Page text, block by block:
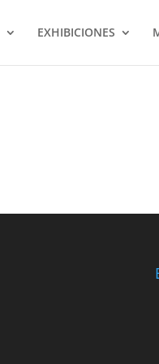
EXHIBICIONES